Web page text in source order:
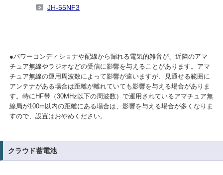
JH-55NF3
●パワーコンディショナや配線から漏れる電気的雑音が、近隣のアマ
チュア無線やラジオなどの受信に影響を与えることがあります。アマ
チュア無線の運用周波数によって影響が違いますが、見通せる範囲に
アンテナがある場合は距離が離れていても影響を与える場合がありま
す。特にHF帯（30MHz以下の周波数）で運用されているアマチュア無
線局が100m以内の距離にある場合は、影響を与える場合が多くなりま
すので、設置はおやめください。
クラウド蓄電池